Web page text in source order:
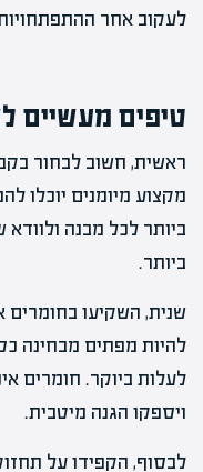
לעקוב אחר
טיפים מעשיים
ראשית, חשוב לבחור
מקצוע מיומנים יוכלו
ביותר לכל מבנה
ביותר.
שנית, השקיעו בחומרים
להיות מפתים מבחינה
לעלות ביוקר. חומרים
ויספקו הגנה מיטבית.
לבסוף, הקפידו על